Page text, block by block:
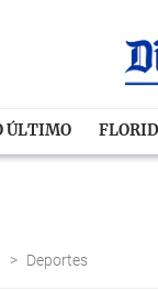
ÚLTIMO
> Deportes